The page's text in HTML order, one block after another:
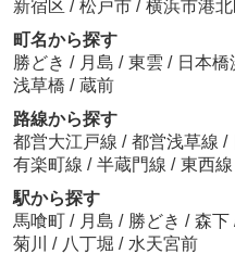
レジデンスシャルマン月島
新宿区 / 松戸市 / 横浜市港北
町名から探す
勝どき / 月島 / 東雲 / 日本橋
浅草橋 / 蔵前
路線から探す
都営大江戸線 / 都営浅草線 /
有楽町線 / 半蔵門線 / 東西線
駅から探す
馬喰町 / 月島 / 勝どき / 森下
菊川
/ 八丁堀 / 水天宮前